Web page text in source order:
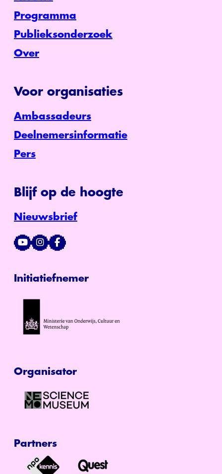
Programma
Publieksonderzoek
Over
Voor organisaties
Ambassadeurs
Deelnemersinformatie
Pers
Blijf op de hoogte
Nieuwsbrief
Initiatiefnemer
Organisator
Partners